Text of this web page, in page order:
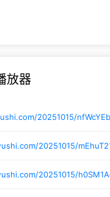
放器
20251015/
20251015/
20251015/